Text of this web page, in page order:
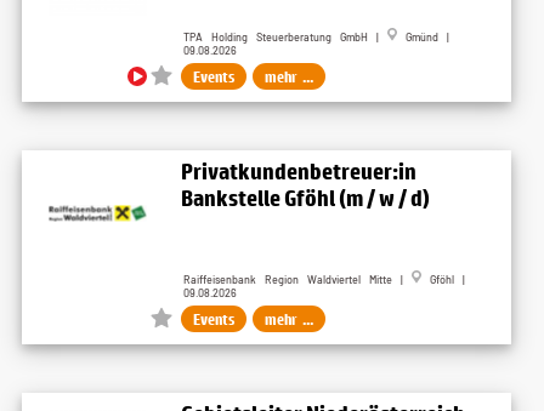
TPA Holding Steuerberatung GmbH |
Gmünd |
09.08.2026
Events mehr ...
Privatkundenbetreuer:in
Bankstelle Gföhl (m / w / d)
Raiffeisenbank Region Waldviertel Mitte |
Gföhl |
09.08.2026
Events mehr ...